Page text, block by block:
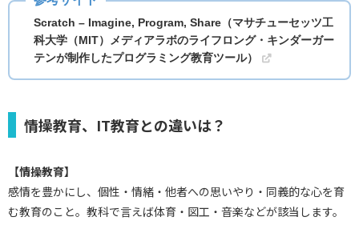
Scratch – Imagine, Program, Share（マサチューセッツ工
科大学（MIT）メディアラボのライフロング・キンダーガー
テンが制作したプログラミング教育ツール）
情操教育、IT教育との違いは？
【情操教育】
感情を豊かにし、個性・情緒・他者への思いやり・同義的な心を育
む教育のこと。教科で言えば体育・図工・音楽などが該当します。